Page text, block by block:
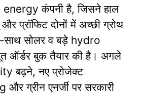
कंपनी है, जिसने हाल
और प्रॉफिट दोनों में अच्छी ग्रोथ
सोलर व बड़े hydro
ऑर्डर बुक तैयार की है। अगले
बढ़ने, नए प्रोजेक्ट
ग्रीन एनर्जी पर सरकारी